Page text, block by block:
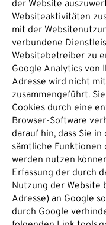
der Website
Websiteaktivitäten
mit der
verbundene
Websitebetreiber zu
Google Analytics von
Adresse wird nicht
zusammengeführt.
Cookies durch eine
Browser-Software
darauf hin, dass Sie
sämtliche Funktionen
werden nutzen
Erfassung der durch
Nutzung der Website
Adresse) an Google
durch Google